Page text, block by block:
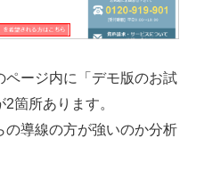
ージ内に「デモ版のお試
箇所あります。
の導線の方が強いのか分析